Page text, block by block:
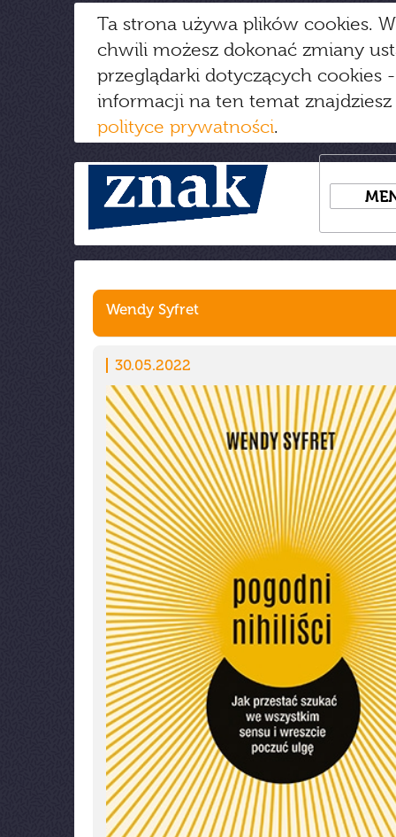
Ta strona używa plików cookies.
chwili możesz dokonać zmiany
przeglądarki dotyczących cookies
informacji na ten temat
polityce prywatności.
Wendy Syfret
30.05.2022